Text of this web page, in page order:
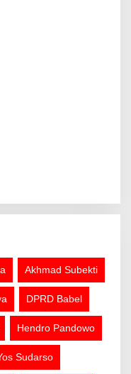
Akhmad Subekti
DPRD Babel
Hendro Pandowo
Sudarso